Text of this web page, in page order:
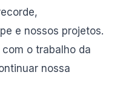
e nossos projetos.
o trabalho da
nossa